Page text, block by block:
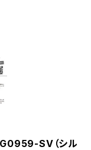
SV（シル